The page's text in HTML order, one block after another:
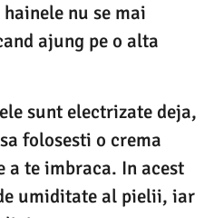
nu se mai
ajung pe o alta
sunt electrizate deja,
folosesti o crema
a te imbraca. In acest
umiditate al pielii, iar